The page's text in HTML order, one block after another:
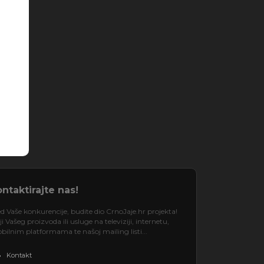
nas!
Vaše konkurencije, budite dio CrnoJaje.hr projekta!
Vašeg proizvoda ili usluge na televiziji, internetu,
platformama te našoj mailing listi...
Kontakt